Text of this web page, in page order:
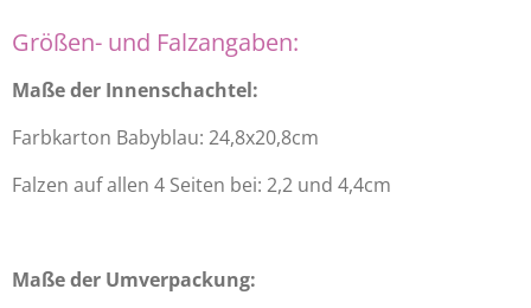
Größen- und Falzangaben:
Maße der Innenschachtel:
Farbkarton Babyblau: 24,8x20,8cm
Falzen auf allen 4 Seiten bei: 2,2 und 4,4cm
Maße der Umverpackung: